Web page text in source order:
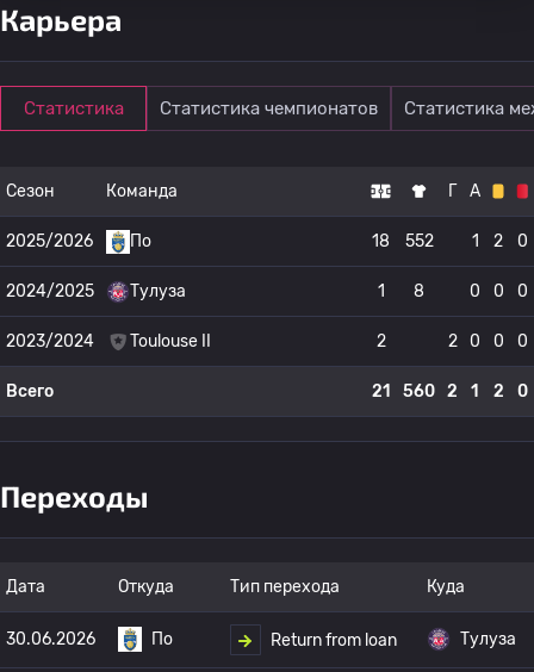
Карьера
Статистика Статистика чемпионатов Статистика
Сезон Команда Г А
2025/2026 По 18 552 1 2 0
2024/2025 Тулуза 1 8 0 0 0
2023/2024 Toulouse II 2 2 0 0 0
Всего 21 560 2 1 2 0
Переходы
Дата Откуда Тип перехода Куда
30.06.2026 По Return from loan Тулуза